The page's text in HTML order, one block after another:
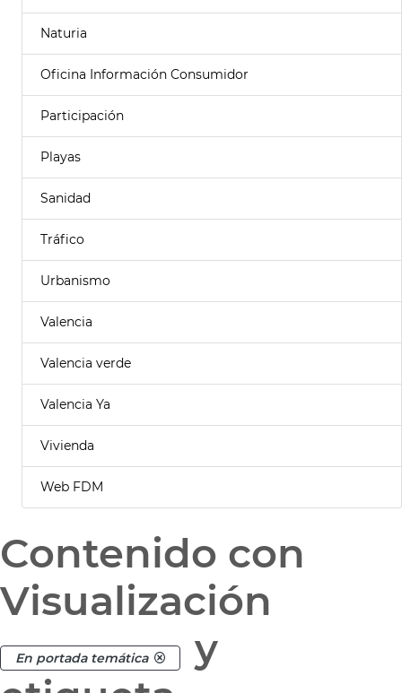
Naturia
Oficina Información Consumidor
Participación
Playas
Sanidad
Tráfico
Urbanismo
Valencia
Valencia verde
Valencia Ya
Vivienda
Web FDM
Contenido con
Visualización
En portada temática
y